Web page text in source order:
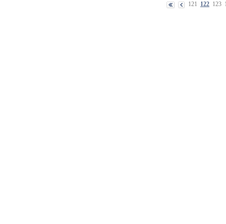
121 122 123